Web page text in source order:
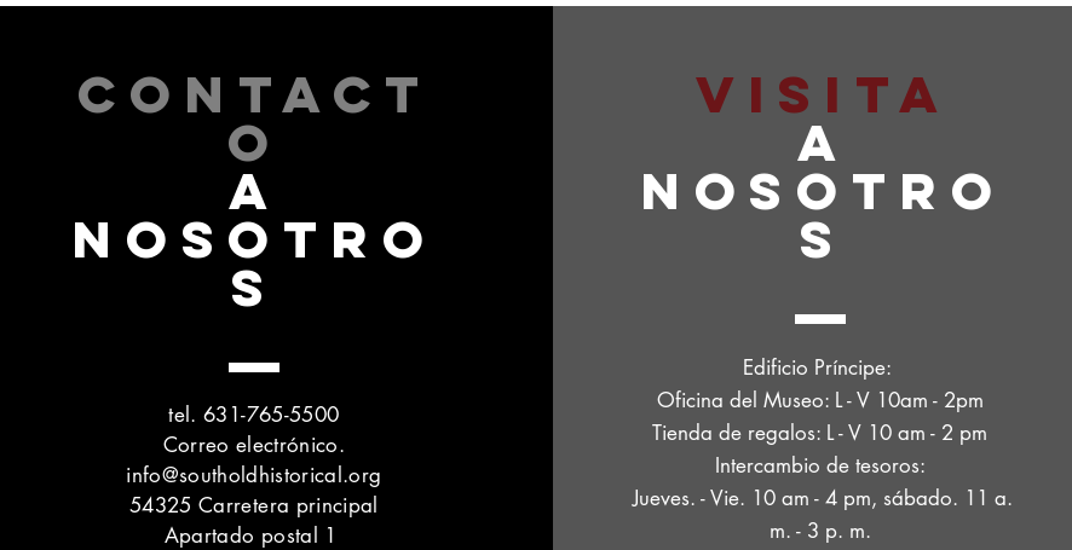
CONTACT
O
A
NOSOTRO
S
tel. 631-765-5500
Correo electrónico.
info@southoldhistorical.org
54325 Carretera principal
Apartado postal 1
VISITA
A
NOSOTRO
S
Edificio Príncipe:
Oficina del Museo: L - V 10am - 2pm
Tienda de regalos: L - V 10 am - 2 pm
Intercambio de tesoros:
Jueves. - Vie. 10 am - 4 pm, sábado. 11 a.
m. - 3 p. m.